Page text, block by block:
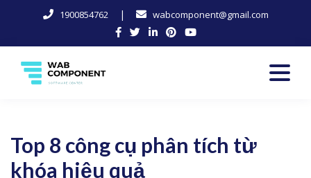
1900854762 | wabcomponent@gmail.com
content
Top 8 công cụ phân tích từ
khóa hiệu quả